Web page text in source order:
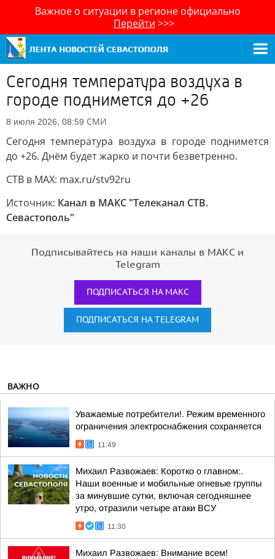
Важное о ситуации в регионе официально
Перейти >>>
Сегодня температура воздуха в
городе поднимется до +26
8 июля 2026, 08:59 СМИ
Сегодня температура воздуха в городе поднимется
до +26. Днём будет жарко и почти безветренно.
СТВ в MAX: max.ru/stv92ru
Источник: Канал в МАКС "Телеканал CТВ.
Севастополь"
Подписывайтесь на наши каналы в МАКС и
Telegram
ПОДПИСАТЬСЯ НА МАКС
ПОДПИСАТЬСЯ НА TELEGRAM
ВАЖНО
Уважаемые потребители!. Режим временного
ограничения электроснабжения сохраняется
11:49
Михаил Развожаев: Коротко о главном:.
Наши военные и мобильные огневые группы
за минувшие сутки, включая сегодняшнее
утро, отразили четыре атаки ВСУ
11:30
Михаил Развожаев: Внимание всем!